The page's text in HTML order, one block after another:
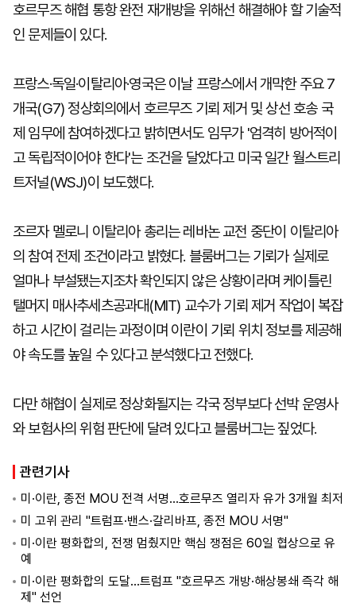
호르무즈 해협 통항 완전 재개방을 위해선 해결해야 할 기술적
인 문제들이 있다.
프랑스·독일·이탈리아·영국은 이날 프랑스에서 개막한 주요 7
개국(G7) 정상회의에서 호르무즈 기뢰 제거 및 상선 호송 국
제 임무에 참여하겠다고 밝히면서도 임무가 '엄격히 방어적이
고 독립적이어야 한다'는 조건을 달았다고 미국 일간 월스트리
트저널(WSJ)이 보도했다.
조르자 멜로니 이탈리아 총리는 레바논 교전 중단이 이탈리아
의 참여 전제 조건이라고 밝혔다. 블룸버그는 기뢰가 실제로
얼마나 부설됐는지조차 확인되지 않은 상황이라며 케이틀린
탤머지 매사추세츠공과대(MIT) 교수가 기뢰 제거 작업이 복잡
하고 시간이 걸리는 과정이며 이란이 기뢰 위치 정보를 제공해
야 속도를 높일 수 있다고 분석했다고 전했다.
다만 해협이 실제로 정상화될지는 각국 정부보다 선박 운영사
와 보험사의 위험 판단에 달려 있다고 블룸버그는 짚었다.
관련기사
미·이란, 종전 MOU 전격 서명…호르무즈 열리자 유가 3개월 최저
미 고위 관리 "트럼프·밴스·갈리바프, 종전 MOU 서명"
미·이란 평화합의, 전쟁 멈췄지만 핵심 쟁점은 60일 협상으로 유
예
미·이란 평화합의 도달…트럼프 "호르무즈 개방·해상봉쇄 즉각 해
제" 선언